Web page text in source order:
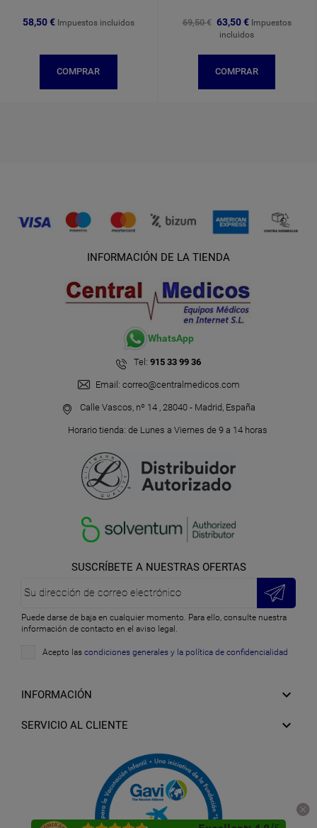
58,50 € Impuestos incluidos
COMPRAR
69,50 € 63,50 € Impuestos
incluidos
COMPRAR
INFORMACIÓN DE LA TIENDA
WhatsApp
Tel: 915 33 99 36
Email: correo@centralmedicos.com
Calle Vascos, nº 14 , 28040 - Madrid, España
Horario tienda: de Lunes a Viernes de 9 a 14 horas
SUSCRÍBETE A NUESTRAS OFERTAS
Puede darse de baja en cualquier momento. Para ello, consulte nuestra
información de contacto en el aviso legal.
Acepto las condiciones generales y la política de confidencialidad
INFORMACIÓN 
SERVICIO AL CLIENTE 